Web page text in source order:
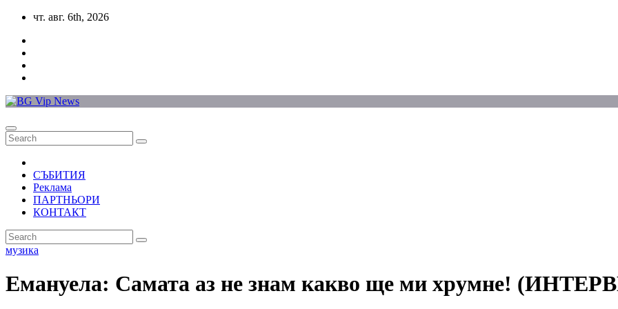
Skip
content
чт. авг. 6th, 2026
СЪБИТИЯ
Реклама
ПАРТНЬОРИ
КОНТАКТ
музика
Емануела: Самата аз не знам какво ще ми хрумне!